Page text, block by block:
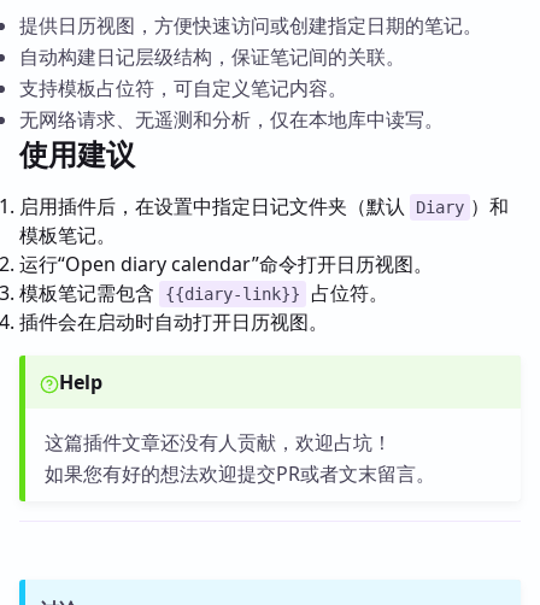
提供日历视图，方便快速访问或创建指定日期的笔记。
自动构建日记层级结构，保证笔记间的关联。
支持模板占位符，可自定义笔记内容。
无网络请求、无遥测和分析，仅在本地库中读写。
使用建议
启用插件后，在设置中指定日记文件夹（默认 Diary ）和
模板笔记。
运行“Open diary calendar”命令打开日历视图。
模板笔记需包含
{{diary-link}}
占位符。
插件会在启动时自动打开日历视图。
Help
这篇插件文章还没有人贡献，欢迎占坑！
如果您有好的想法欢迎提交PR或者文末留言。